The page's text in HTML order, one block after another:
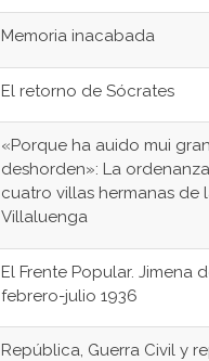
Memoria inacabada
El retorno de Sócrates
«Porque ha auido mui
deshorden»: La
cuatro villas hermanas de
Villaluenga
El Frente Popular. Jimena
febrero-julio 1936
República, Guerra Civil y